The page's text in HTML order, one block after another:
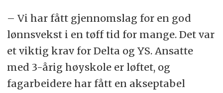
– Vi har fått gjennomslag for en god
lønnsvekst i en tøff tid for mange. Det var
et viktig krav for Delta og YS. Ansatte
med 3-årig høyskole er løftet, og
fagarbeidere har fått en akseptabel